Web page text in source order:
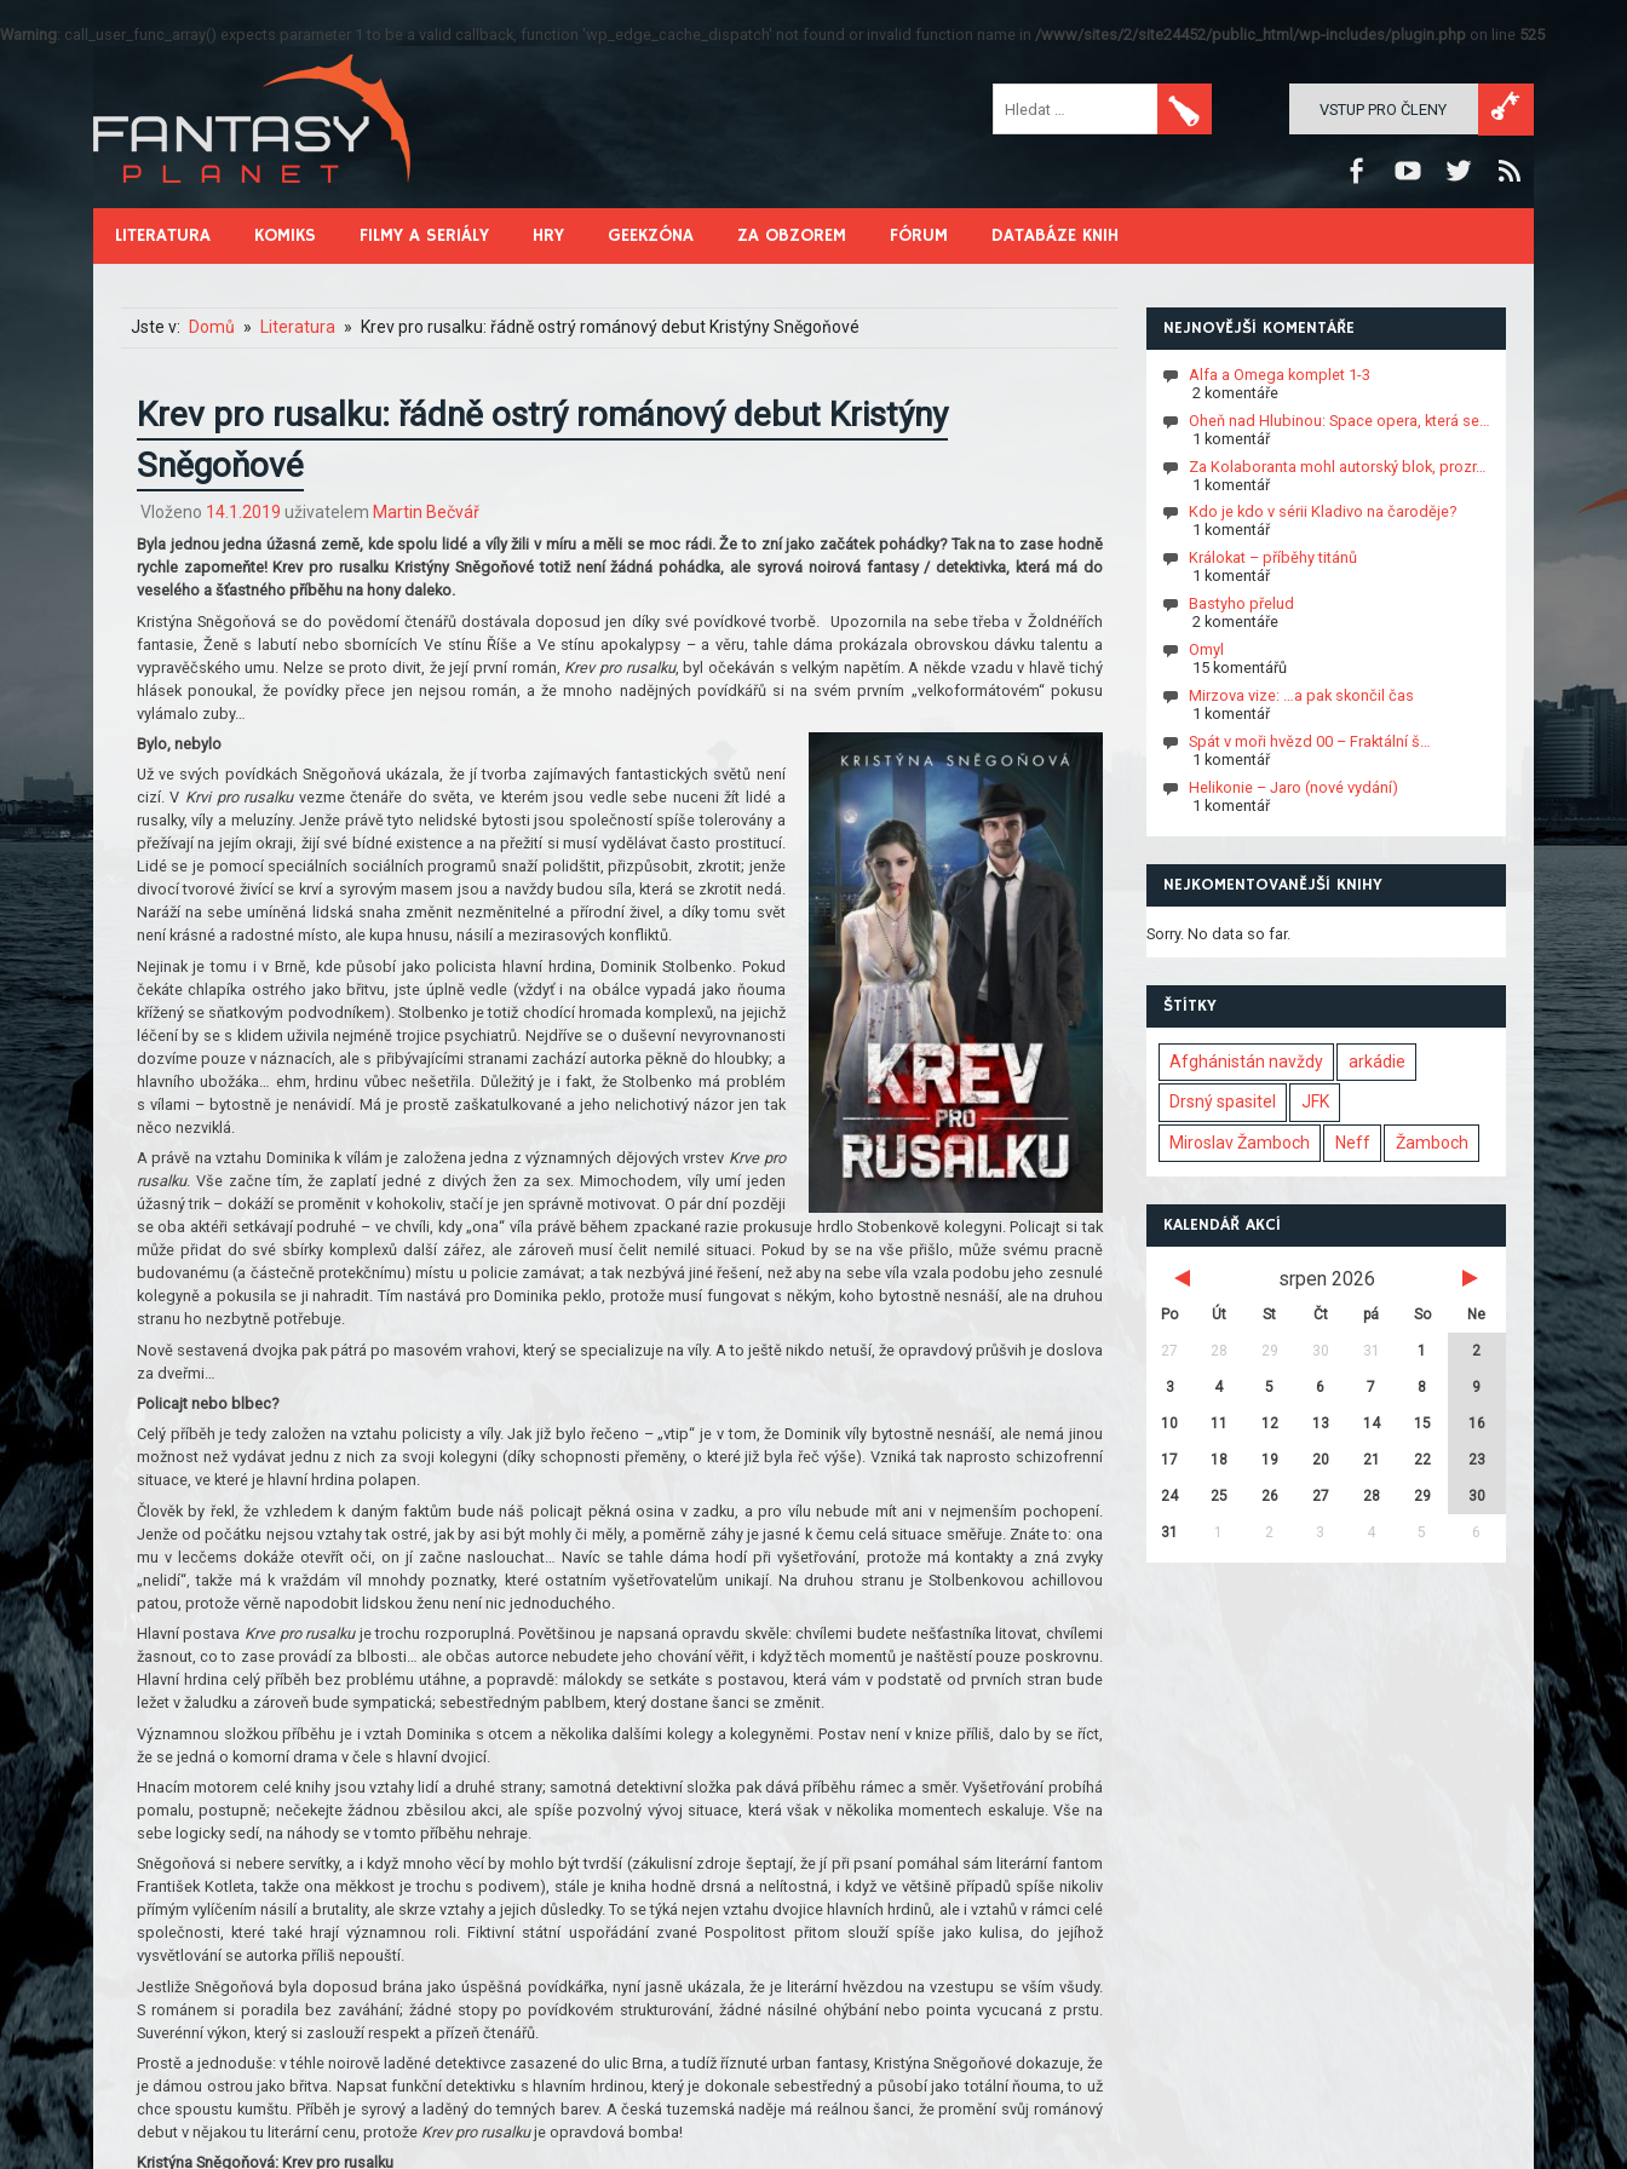
Warning: call_user_func_array() expects parameter 1 to be a valid callback, function 'wp_edge_cache_dispatch' not found or invalid function name in /www/sites/2/site24452/public_html/wp-includes/plugin.php on line 525
VSTUP PRO ČLENY
LITERATURA KOMIKS FILMY A SERIÁLY HRY GEEKZÓNA ZA OBZOREM FÓRUM DATABÁZE KNIH
Jste v: Domů Literatura Krev pro rusalku: řádně ostrý románový debut Kristýny Sněgoňové
Krev pro rusalku: řádně ostrý románový debut Kristýny
Sněgoňové
Vloženo 14.1.2019 uživatelem Martin Bečvář
Byla jednou jedna úžasná země, kde spolu lidé a víly žili v míru a měli se moc rádi. Že to zní jako začátek pohádky? Tak na to zase hodně
rychle zapomeňte! Krev pro rusalku Kristýny Sněgoňové totiž není žádná pohádka, ale syrová noirová fantasy / detektivka, která má do
veselého a šťastného příběhu na hony daleko.
Kristýna Sněgoňová se do povědomí čtenářů dostávala doposud jen díky své povídkové tvorbě. Upozornila na sebe třeba v Žoldnéřích
fantasie, Ženě s labutí nebo sbornících Ve stínu Říše a Ve stínu apokalypsy – a věru, tahle dáma prokázala obrovskou dávku talentu a
vypravěčského umu. Nelze se proto divit, že její první román, Krev pro rusalku, byl očekáván s velkým napětím. A někde vzadu v hlavě tichý
hlásek ponoukal, že povídky přece jen nejsou román, a že mnoho nadějných povídkářů si na svém prvním „velkoformátovém“ pokusu
vylámalo zuby…
Bylo, nebylo
Už ve svých povídkách Sněgoňová ukázala, že jí tvorba zajímavých fantastických světů není
cizí. V Krvi pro rusalkuvezme čtenáře do světa, ve kterém jsou vedle sebe nuceni žít lidé a
rusalky, víly a meluzíny. Jenže právě tyto nelidské bytosti jsou společností spíše tolerovány a
přežívají na jejím okraji, žijí své bídné existence a na přežití si musí vydělávat často prostitucí.
Lidé se je pomocí speciálních sociálních programů snaží polidštit, přizpůsobit, zkrotit; jenže
divocí tvorové živící se krví a syrovým masem jsou a navždy budou síla, která se zkrotit nedá.
Naráží na sebe umíněná lidská snaha změnit nezměnitelné a přírodní živel, a díky tomu svět
není krásné a radostné místo, ale kupa hnusu, násilí a mezirasových konfliktů.
Nejinak je tomu i v Brně, kde působí jako policista hlavní hrdina, Dominik Stolbenko. Pokud
čekáte chlapíka ostrého jako břitvu, jste úplně vedle (vždyť i na obálce vypadá jako ňouma
křížený se sňatkovým podvodníkem). Stolbenko je totiž chodící hromada komplexů, na jejichž
léčení by se s klidem uživila nejméně trojice psychiatrů. Nejdříve se o duševní nevyrovnanosti
dozvíme pouze v náznacích, ale s přibývajícími stranami zachází autorka pěkně do hloubky; a
hlavního ubožáka… ehm, hrdinu vůbec nešetřila. Důležitý je i fakt, že Stolbenko má problém
s vílami – bytostně je nenávidí. Má je prostě zaškatulkované a jeho nelichotivý názor jen tak
něco nezviklá.
A právě na vztahu Dominika k vílám je založena jedna z významných dějových vrstev Krve pro
rusalku. Vše začne tím, že zaplatí jedné z divých žen za sex. Mimochodem, víly umí jeden
úžasný trik – dokáží se proměnit v kohokoliv, stačí je jen správně motivovat. O pár dní později
se oba aktéři setkávají podruhé – ve chvíli, kdy „ona“ víla právě během zpackané razie prokusuje hrdlo Stobenkově kolegyni. Policajt si tak
může přidat do své sbírky komplexů další zářez, ale zároveň musí čelit nemilé situaci. Pokud by se na vše přišlo, může svému pracně
budovanému (a částečně protekčnímu) místu u policie zamávat; a tak nezbývá jiné řešení, než aby na sebe víla vzala podobu jeho zesnulé
kolegyně a pokusila se ji nahradit. Tím nastává pro Dominika peklo, protože musí fungovat s někým, koho bytostně nesnáší, ale na druhou
stranu ho nezbytně potřebuje.
Nově sestavená dvojka pak pátrá po masovém vrahovi, který se specializuje na víly. A to ještě nikdo netuší, že opravdový průšvih je doslova
za dveřmi…
Policajt nebo blbec?
Celý příběh je tedy založen na vztahu policisty a víly. Jak již bylo řečeno – „vtip“ je v tom, že Dominik víly bytostně nesnáší, ale nemá jinou
možnost než vydávat jednu z nich za svoji kolegyni (díky schopnosti přeměny, o které již byla řeč výše). Vzniká tak naprosto schizofrenní
situace, ve které je hlavní hrdina polapen.
Člověk by řekl, že vzhledem k daným faktům bude náš policajt pěkná osina v zadku, a pro vílu nebude mít ani v nejmenším pochopení.
Jenže od počátku nejsou vztahy tak ostré, jak by asi být mohly či měly, a poměrně záhy je jasné k čemu celá situace směřuje. Znáte to: ona
mu v lecčems dokáže otevřít oči, on jí začne naslouchat… Navíc se tahle dáma hodí při vyšetřování, protože má kontakty a zná zvyky
„nelidí“, takže má k vraždám víl mnohdy poznatky, které ostatním vyšetřovatelům unikají. Na druhou stranu je Stolbenkovou achillovou
patou, protože věrně napodobit lidskou ženu není nic jednoduchého.
Hlavní postava Krve pro rusalku je trochu rozporuplná. Povětšinou je napsaná opravdu skvěle: chvílemi budete nešťastníka litovat, chvílemi
žasnout, co to zase provádí za blbosti… ale občas autorce nebudete jeho chování věřit, i když těch momentů je naštěstí pouze poskrovnu.
Hlavní hrdina celý příběh bez problému utáhne, a popravdě: málokdy se setkáte s postavou, která vám v podstatě od prvních stran bude
ležet v žaludku a zároveň bude sympatická; sebestředným pablbem, který dostane šanci se změnit.
Významnou složkou příběhu je i vztah Dominika s otcem a několika dalšími kolegy a kolegyněmi. Postav není v knize příliš, dalo by se říct,
že se jedná o komorní drama v čele s hlavní dvojicí.
Hnacím motorem celé knihy jsou vztahy lidí a druhé strany; samotná detektivní složka pak dává příběhu rámec a směr. Vyšetřování probíhá
pomalu, postupně; nečekejte žádnou zběsilou akci, ale spíše pozvolný vývoj situace, která však v několika momentech eskaluje. Vše na
sebe logicky sedí, na náhody se v tomto příběhu nehraje.
Sněgoňová si nebere servítky, a i když mnoho věcí by mohlo být tvrdší (zákulisní zdroje šeptají, že jí při psaní pomáhal sám literární fantom
František Kotleta, takže ona měkkost je trochu s podivem), stále je kniha hodně drsná a nelítostná, i když ve většině případů spíše nikoliv
přímým vylíčením násilí a brutality, ale skrze vztahy a jejich důsledky. To se týká nejen vztahu dvojice hlavních hrdinů, ale i vztahů v rámci celé
společnosti, které také hrají významnou roli. Fiktivní státní uspořádání zvané Pospolitost přitom slouží spíše jako kulisa, do jejíhož
vysvětlování se autorka příliš nepouští.
Jestliže Sněgoňová byla doposud brána jako úspěšná povídkářka, nyní jasně ukázala, že je literární hvězdou na vzestupu se vším všudy.
S románem si poradila bez zaváhání; žádné stopy po povídkovém strukturování, žádné násilné ohýbání nebo pointa vycucaná z prstu.
Suverénní výkon, který si zaslouží respekt a přízeň čtenářů.
Prostě a jednoduše: v téhle noirově laděné detektivce zasazené do ulic Brna, a tudíž říznuté urban fantasy, Kristýna Sněgoňové dokazuje, že
je dámou ostrou jako břitva. Napsat funkční detektivku s hlavním hrdinou, který je dokonale sebestředný a působí jako totální ňouma, to už
chce spoustu kumštu. Příběh je syrový a laděný do temných barev. A česká tuzemská naděje má reálnou šanci, že promění svůj románový
debut v nějakou tu literární cenu, protože Krev pro rusalkuje opravdová bomba!
Kristýna Sněgoňová: Krev pro rusalku
NEJNOVĚJŠÍ KOMENTÁŘE
Alfa a Omega komplet 1-3
2 komentáře
Oheň nad Hlubinou: Space opera, která se…
1 komentář
Za Kolaboranta mohl autorský blok, prozr…
1 komentář
Kdo je kdo v sérii Kladivo na čaroděje?
1 komentář
Králokat – příběhy titánů
1 komentář
Bastyho přelud
2 komentáře
Omyl
15 komentářů
Mirzova vize: …a pak skončil čas
1 komentář
Spát v moři hvězd 00 – Fraktální š…
1 komentář
Helikonie – Jaro (nové vydání)
1 komentář
NEJKOMENTOVANĚJŠÍ KNIHY
Sorry. No data so far.
ŠTÍTKY
Afghánistán navždy arkádie
Drsný spasitel JFK
Miroslav Žamboch Neff Žamboch
KALENDÁŘ AKCÍ
srpen 2026
Po Út St Čt pá So Ne
27 28 29 30 31 1 2
3 4 5 6 7 8 9
10 11 12 13 14 15 16
17 18 19 20 21 22 23
24 25 26 27 28 29 30
31 1 2 3 4 5 6